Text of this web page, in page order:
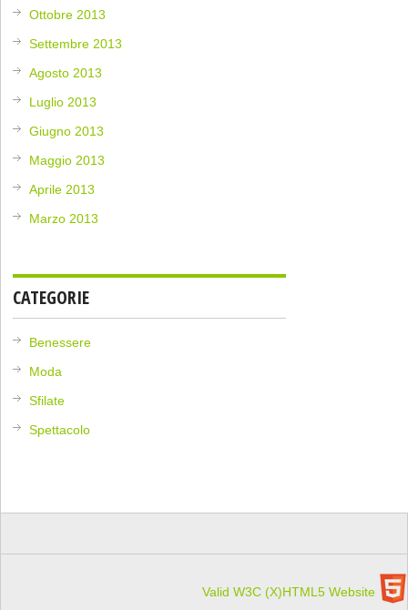
Ottobre 2013
Settembre 2013
Agosto 2013
Luglio 2013
Giugno 2013
Maggio 2013
Aprile 2013
Marzo 2013
CATEGORIE
Benessere
Moda
Sfilate
Spettacolo
Valid W3C (X)HTML5 Website